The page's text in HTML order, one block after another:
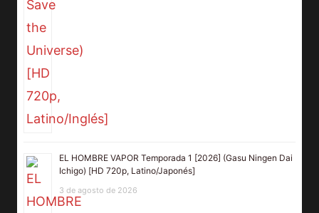
EL HOMBRE VAPOR Temporada 1 [2026] (Gasu Ningen Dai
Ichigo) [HD 720p, Latino/Japonés]
3 de agosto de 2026